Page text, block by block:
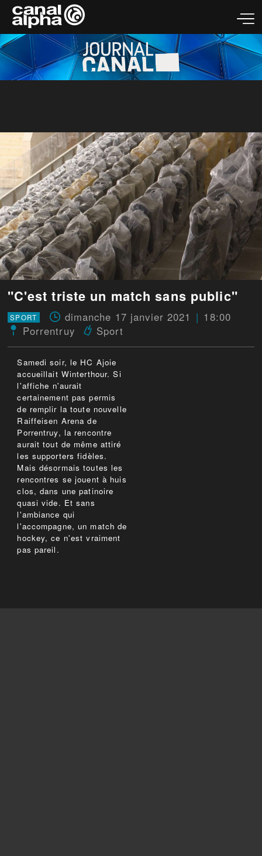
"C'est triste un match sans public"
SPORT dimanche 17 janvier 2021
18:00
Porrentruy
Sport
Samedi soir, le HC Ajoie
accueillait Winterthour. Si
l'affiche n'aurait
certainement pas permis
de remplir la toute nouvelle
Raiffeisen Arena de
Porrentruy, la rencontre
aurait tout de même attiré
les supporters fidèles.
Mais désormais toutes les
rencontres se jouent à huis
clos, dans une patinoire
quasi vide. Et sans
l'ambiance qui
l'accompagne, un match de
hockey, ce n'est vraiment
pas pareil.